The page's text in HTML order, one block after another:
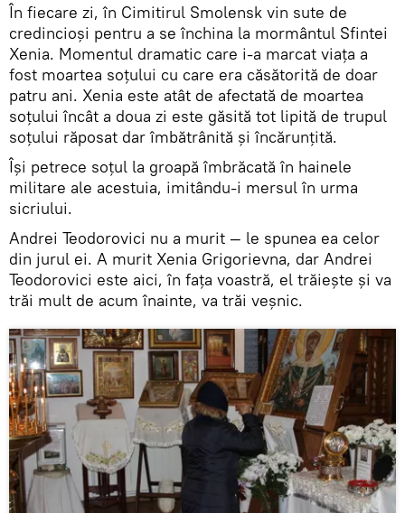
În fiecare zi, în Cimitirul Smolensk vin sute de
credincioși pentru a se închina la mormântul Sfintei
Xenia. Momentul dramatic care i-a marcat viaţa a
fost moartea soţului cu care era căsătorită de doar
patru ani. Xenia este atât de afectată de moartea
soţului încât a doua zi este găsită tot lipită de trupul
soţului răposat dar îmbătrânită şi încărunţită.
Îşi petrece soţul la groapă îmbrăcată în hainele
militare ale acestuia, imitându-i mersul în urma
sicriului.
Andrei Teodorovici nu a murit — le spunea ea celor
din jurul ei. A murit Xenia Grigorievna, dar Andrei
Teodorovici este aici, în faţa voastră, el trăieşte şi va
trăi mult de acum înainte, va trăi veşnic.